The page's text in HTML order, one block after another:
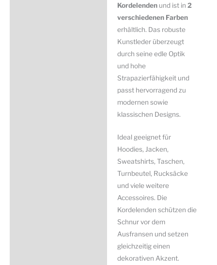
Kordelendenund ist in 2
verschiedenen Farben
erhältlich. Das robuste
Kunstleder überzeugt
durch seine edle Optik
und hohe
Strapazierfähigkeit und
passt hervorragend zu
modernen sowie
klassischen Designs.
Ideal geeignet für
Hoodies, Jacken,
Sweatshirts, Taschen,
Turnbeutel, Rucksäcke
und viele weitere
Accessoires. Die
Kordelenden schützen die
Schnur vor dem
Ausfransen und setzen
gleichzeitig einen
dekorativen Akzent.